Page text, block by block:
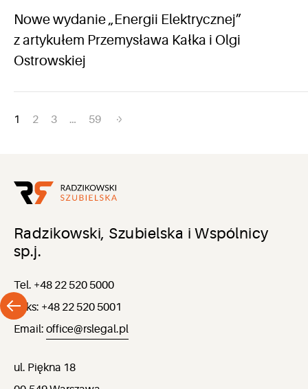
Nowe wydanie „Energii Elektrycznej”
z artykułem Przemysława Kałka i Olgi
Ostrowskiej
Nawigacja
1 2 3 … 59
Radzikowski, Szubielska i Wspólnicy
sp.j.
Tel. +48 22 520 5000
Faks: +48 22 520 5001
Email: office@rslegal.pl
ul. Piękna 18